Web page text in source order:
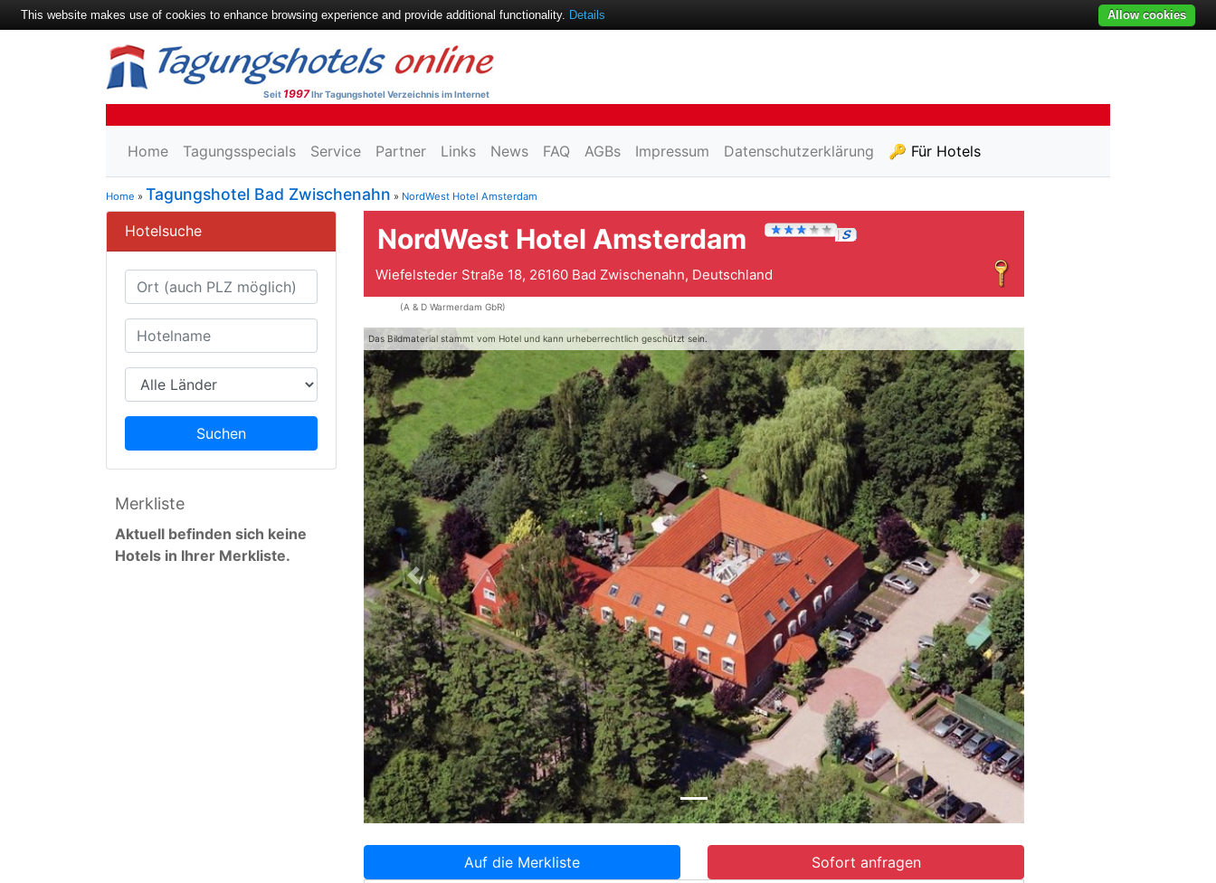
Seit 1997Ihr Tagungshotel Verzeichnis im Internet
Home Tagungsspecials Service Partner Links News FAQ AGBs Impressum Datenschutzerklärung 🔑 Für Hotels
Home » Tagungshotel Bad Zwischenahn » NordWest Hotel Amsterdam
Hotelsuche
Suchen
Merkliste
Aktuell befinden sich keine
Hotels in Ihrer Merkliste.
NordWest Hotel Amsterdam
Wiefelsteder Straße 18, 26160 Bad Zwischenahn, Deutschland
(A & D Warmerdam GbR)
Das Bildmaterial stammt vom Hotel und kann urheberrechtlich geschützt sein.
Zurück Weiter
Auf die Merkliste Sofort anfragen
This website makes use of cookies to enhance browsing experience and provide additional functionality. Details Allow cookies